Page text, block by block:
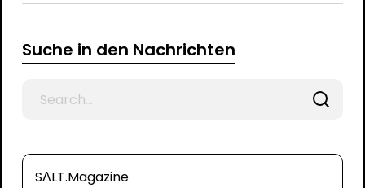
Suche in den Nachrichten
SΛLT.Magazine